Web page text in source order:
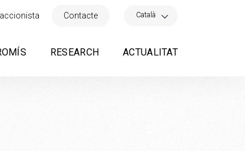
Contacte Català
RESEARCH ACTUALITAT